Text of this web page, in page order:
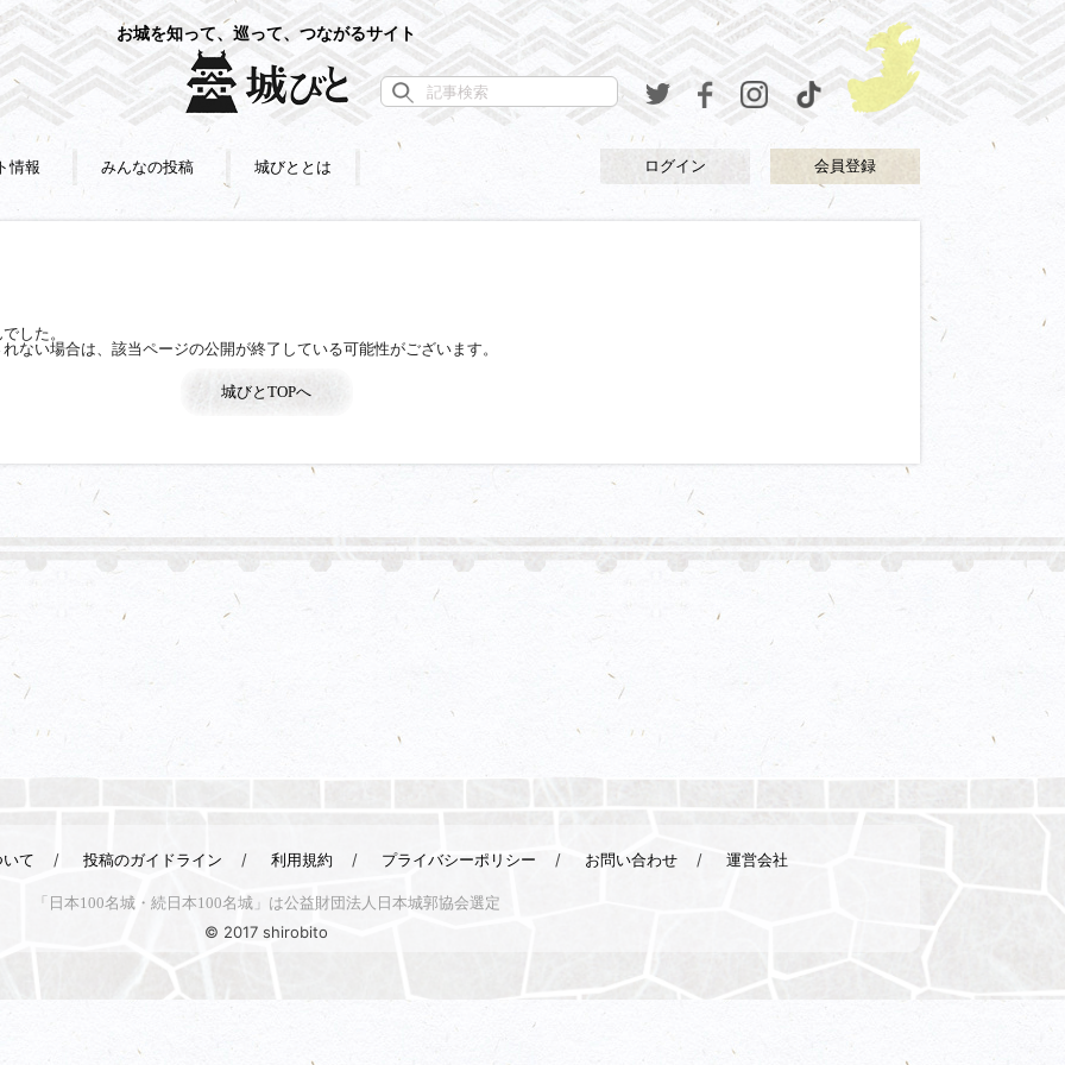
お城を知って、巡って、つながるサイト
情報 みんなの投稿 城びととは ログイン 会員登録
した。
ない場合は、該当ページの公開が終了している可能性がございます。
城びとTOPへ
て 投稿のガイドライン 利用規約 プライバシーポリシー お問い合わせ 運営会社
「日本100名城・続日本100名城」は公益財団法人日本城郭協会選定
© 2017 shirobito